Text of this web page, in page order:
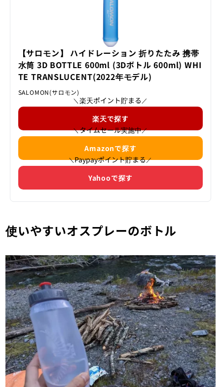
【サロモン】 ハイドレーション 折りたたみ 携帯
水筒 3D BOTTLE 600ml (3Dボトル 600ml) WHI
TE TRANSLUCENT(2022年モデル)
SALOMON(サロモン)
＼ 楽天ポイント貯まる ／
楽天で探す
＼タイムセール実施中／
Amazonで探す
＼Paypayポイント貯まる／
Yahooで探す
使いやすいオスプレーのボトル